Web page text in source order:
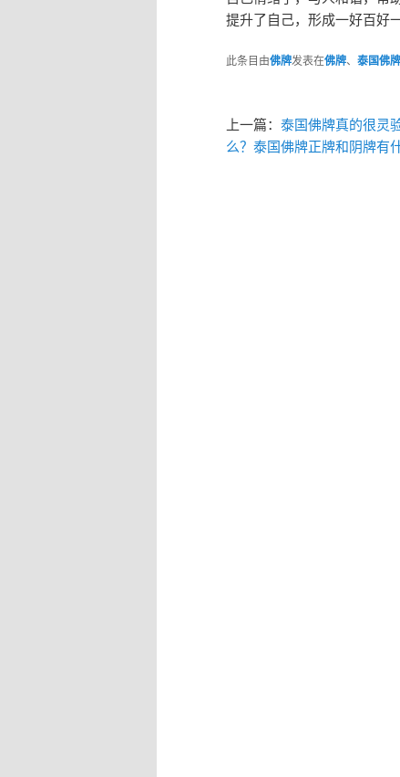
提升了自己，形成一好百好
此条目由佛牌发表在佛牌、 泰国佛牌
上一篇： 泰国佛牌真的很灵
么？泰国佛牌正牌和阴牌有